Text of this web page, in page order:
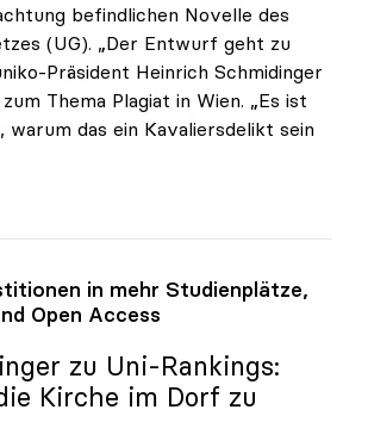
befindlichen Novelle des
(UG). „Der Entwurf geht zu
Präsident Heinrich Schmidinger
Thema Plagiat in Wien. „Es ist
warum das ein Kavaliersdelikt sein
wollen Nachschärfung
in mehr Studienplätze,
Open Access
zu Uni-Rankings:
Kirche im Dorf zu